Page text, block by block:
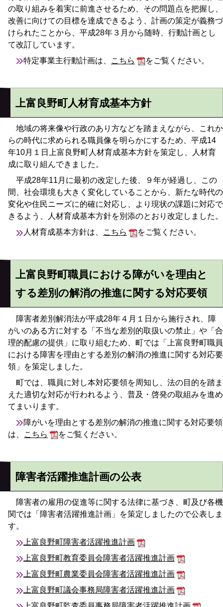
の取り組みを着実に前進させるため、その問題点を把握し、
改善に向けての目標を達成できるよう、計画の策定が義務づ
けられたことから、平成28年３月から随時、行動計画とし
て改訂しています。
特定事業主行動計画は、
こちら をご覧ください。
上富良野町人材育成基本方針
地域の将来像や行政のあり方などを踏まえながら、これか
らの時代に求められる職員像を明らかにするため、平成14
年10月１日上富良野町人材育成基本方針を策定し、人材育
成に取り組んできました。
平成28年11月に最初の改定した後、９年が経過し、この
間、社会環境も大きく変化していることから、新たな時代の
変化や住民ニーズに的確に対応し、より現状の課題に対応で
きるよう、人材育成基本方針を別添のとおり改定しました。
人材育成基本方針は、
こちら をご覧ください。
上富良野町職員における障がいを理由と
する差別の解消の推進に関する対応要領
障害者差別解消法が平成28年４月１日から施行され、障
がいのある方に対する「不当な差別的取扱いの禁止」や「合
理的配慮の提供」に取り組むため、町では「上富良野町職員
における障害を理由とする差別の解消の推進に関する対応要
領」を策定しました。
町では、職員に対し本対応要領を周知し、法の目的を踏ま
えた適切な対応が行われるよう、普及・啓発の取組みを進め
てまいります。
障がいを理由とする差別の解消の推進に関する対応要領
は、
こちら をご覧ください。
障害者活躍推進計画の公表
障害者の雇用の促進等に関する法律に基づき、町及び各機
関では「障害者活躍推進計画」を策定しましたので公表しま
す。
上富良野町障害者活躍推進計画
上富良野町教育委員会障害者活躍推進計画
上富良野町農業委員会障害者活躍推進計画
上富良野町議会事務局障害者活躍推進計画